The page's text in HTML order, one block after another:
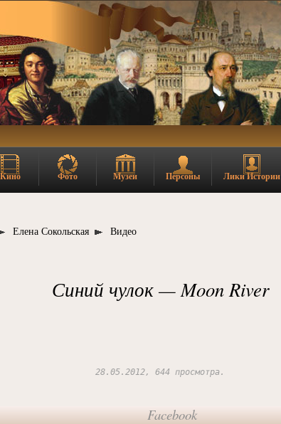
Кино Фото Музеи Персоны Лики Истории
Елена Сокольская Видео
Синий чулок — Moon River
28.05.2012, 644 просмотра.
Facebook